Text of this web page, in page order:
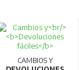
CAMBIOS Y